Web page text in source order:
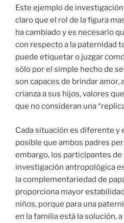
Este ejemplo de
claro que el rol de la figura
ha cambiado y es necesario
con respecto a la paternidad
puede etiquetar o juzgar
sólo por el simple hecho de
son capaces de brindar amor,
crianza a sus hijos, valores
que no consideran una
Cada situación es diferente y
posible que ambos padres
embargo, los participantes
investigación antropológica
la complementariedad de
proporciona mayor
niños, porque para una
en la familia está la solución,